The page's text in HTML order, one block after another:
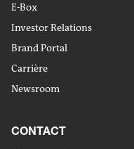
E-Box
Investor Relations
Brand Portal
Carrière
Newsroom
CONTACT